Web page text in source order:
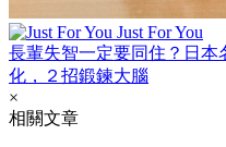
Just For You
長輩失智一定要同住？日
化，２招鍛鍊大腦
×
相關文章